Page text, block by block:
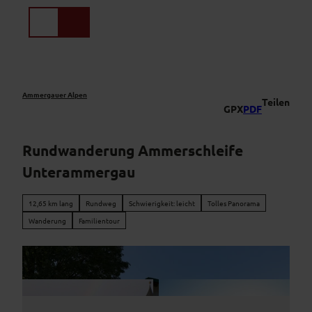
Ammergauer Alpen
GPXPDF
Teilen
Rundwanderung Ammerschleife
Unterammergau
12,65 km lang Rundweg Schwierigkeit: leicht
Tolles Panorama
Wanderung
Familientour